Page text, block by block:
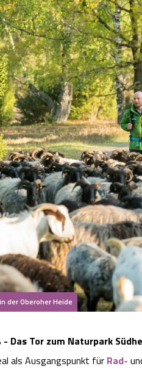
der Oberoher Heide
Das Tor zum Naturpark
als Ausgangspunkt für Rad-